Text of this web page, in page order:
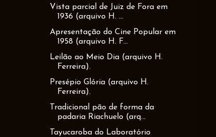
Vista parcial de Juiz de Fora em
1936 (arquivo H. ...
Apresentação do Cine Popular em
1958 (arquivo H. F...
Leilão ao Meio Dia (arquivo H.
Ferreira).
Presépio Glória (arquivo H.
Ferreira).
Tradicional pão de forma da
padaria Riachuelo (arq...
Tayucaroba do Laboratório